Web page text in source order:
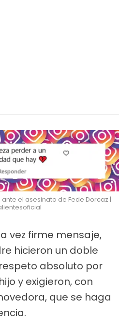
el asesinato de Fede Dorcaz |
vez firme mensaje,
hicieron un doble
absoluto por
y exigieron, con
que se haga